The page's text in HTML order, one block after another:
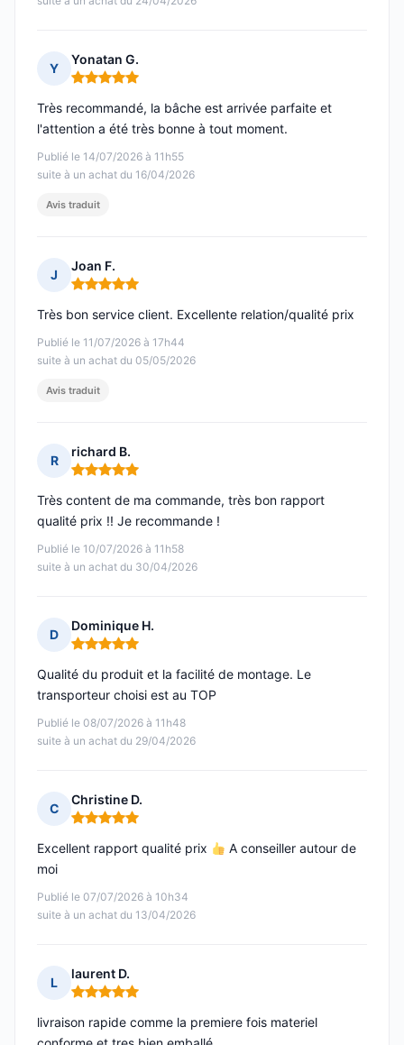
Y
Yonatan G.
Note : 5 sur 5
Publié le 14/07/2026 à 11h55
suite à un achat du 16/04/2026
Très recommandé, la bâche est arrivée parfaite et
l'attention a été très bonne à tout moment.
Avis traduit
J
Joan F.
Note : 5 sur 5
Publié le 11/07/2026 à 17h44
suite à un achat du 05/05/2026
Très bon service client. Excellente relation/qualité prix
Avis traduit
R
richard B.
Note : 5 sur 5
Publié le 10/07/2026 à 11h58
suite à un achat du 30/04/2026
Très content de ma commande, très bon rapport
qualité prix !! Je recommande !
D
Dominique H.
Note : 5 sur 5
Publié le 08/07/2026 à 11h48
suite à un achat du 29/04/2026
Qualité du produit et la facilité de montage. Le
transporteur choisi est au TOP
C
Christine D.
Note : 5 sur 5
Publié le 07/07/2026 à 10h34
suite à un achat du 13/04/2026
Excellent rapport qualité prix
A conseiller autour de
moi
L
laurent D.
Note : 5 sur 5
livraison rapide comme la premiere fois materiel